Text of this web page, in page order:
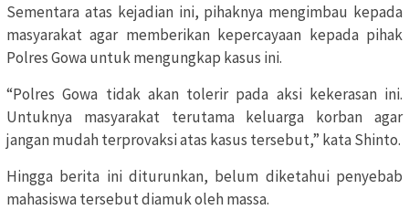
Sementara atas kejadian ini, pihaknya mengimbau kepada
masyarakat agar memberikan kepercayaan kepada pihak
Polres Gowa untuk mengungkap kasus ini.
“Polres Gowa tidak akan tolerir pada aksi kekerasan ini.
Untuknya masyarakat terutama keluarga korban agar
jangan mudah terprovaksi atas kasus tersebut,” kata Shinto.
Hingga berita ini diturunkan, belum diketahui penyebab
mahasiswa tersebut diamuk oleh massa.